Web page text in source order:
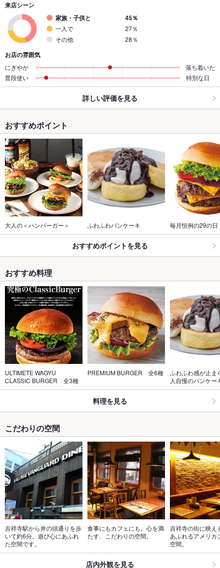
来店シーン
家族・子供と
45％
一人で
27％
その他
28％
お店の雰囲気
にぎやか
落ち着いた
普段使い
特別な日
詳しい評価を見る
おすすめポイント
大人の＜ハンバーガー＞ ふわふわパンケーキ 毎月恒例の29の日
おすすめポイントを見る
おすすめ料理
ULTIMETE WAGYU
CLASSIC BURGER　全3種
PREMIUM BURGER　全6種
ふわふわ感が止ま
人自慢のパンケー
料理を見る
こだわりの空間
吉祥寺駅から井の頭通りを歩
いて約6分。遊び心にあふれ
た空間です。
食事にもカフェにも。心を満
たす、こだわりの空間。
吉祥寺の街に映え
あふれるアメリカ
空間。
店内外観を見る